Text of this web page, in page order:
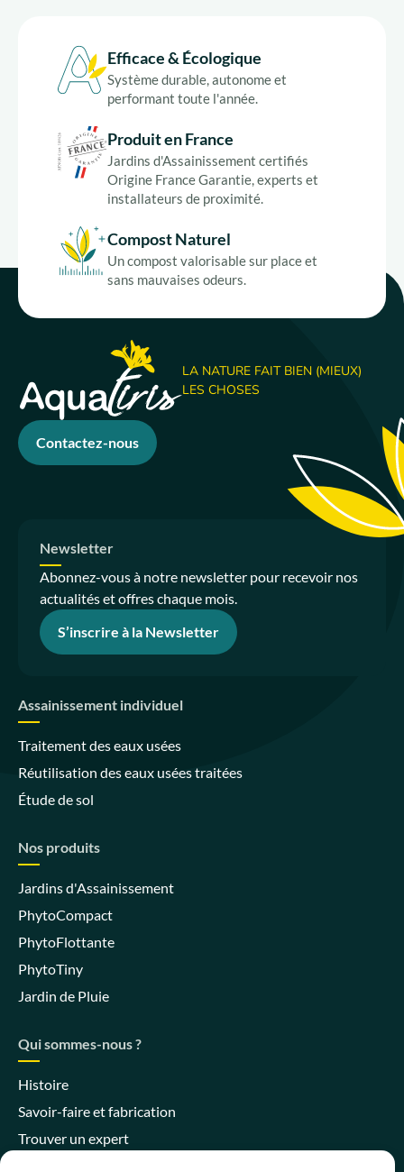
Efficace & Écologique
Système durable, autonome et
performant toute l'année.
Produit en France
Jardins d'Assainissement certifiés
Origine France Garantie, experts et
installateurs de proximité.
Compost Naturel
Un compost valorisable sur place et
sans mauvaises odeurs.
LA NATURE FAIT BIEN (MIEUX)
LES CHOSES
Contactez-nous
Newsletter
Abonnez-vous à notre newsletter pour recevoir nos
actualités et offres chaque mois.
S’inscrire à la Newsletter
Assainissement individuel
Traitement des eaux usées
Réutilisation des eaux usées traitées
Étude de sol
Nos produits
Jardins d'Assainissement
PhytoCompact
PhytoFlottante
PhytoTiny
Jardin de Pluie
Qui sommes-nous ?
Histoire
Savoir-faire et fabrication
Trouver un expert